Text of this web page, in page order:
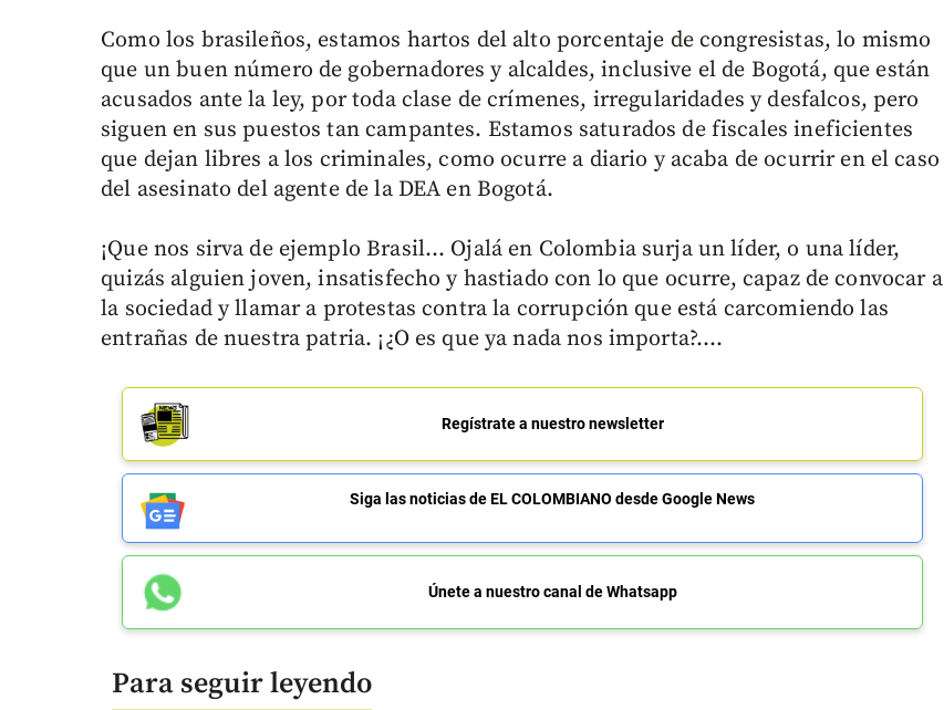
Como los brasileños, estamos hartos del alto porcentaje de congresistas, lo mismo
que un buen número de gobernadores y alcaldes, inclusive el de Bogotá, que están
acusados ante la ley, por toda clase de crímenes, irregularidades y desfalcos, pero
siguen en sus puestos tan campantes. Estamos saturados de fiscales ineficientes
que dejan libres a los criminales, como ocurre a diario y acaba de ocurrir en el caso
del asesinato del agente de la DEA en Bogotá.
¡Que nos sirva de ejemplo Brasil… Ojalá en Colombia surja un líder, o una líder,
quizás alguien joven, insatisfecho y hastiado con lo que ocurre, capaz de convocar a
la sociedad y llamar a protestas contra la corrupción que está carcomiendo las
entrañas de nuestra patria. ¡¿O es que ya nada nos importa?….
Regístrate a nuestro newsletter
Siga las noticias de EL COLOMBIANO desde Google News
Únete a nuestro canal de Whatsapp
Para seguir leyendo